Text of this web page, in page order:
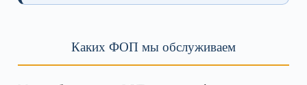
Каких ФОП мы обслуживаем